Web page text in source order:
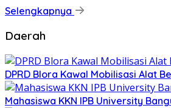
Selengkapnya
Daerah
DPRD Blora Kawal Mobilisasi Alat
Mahasiswa KKN IPB University